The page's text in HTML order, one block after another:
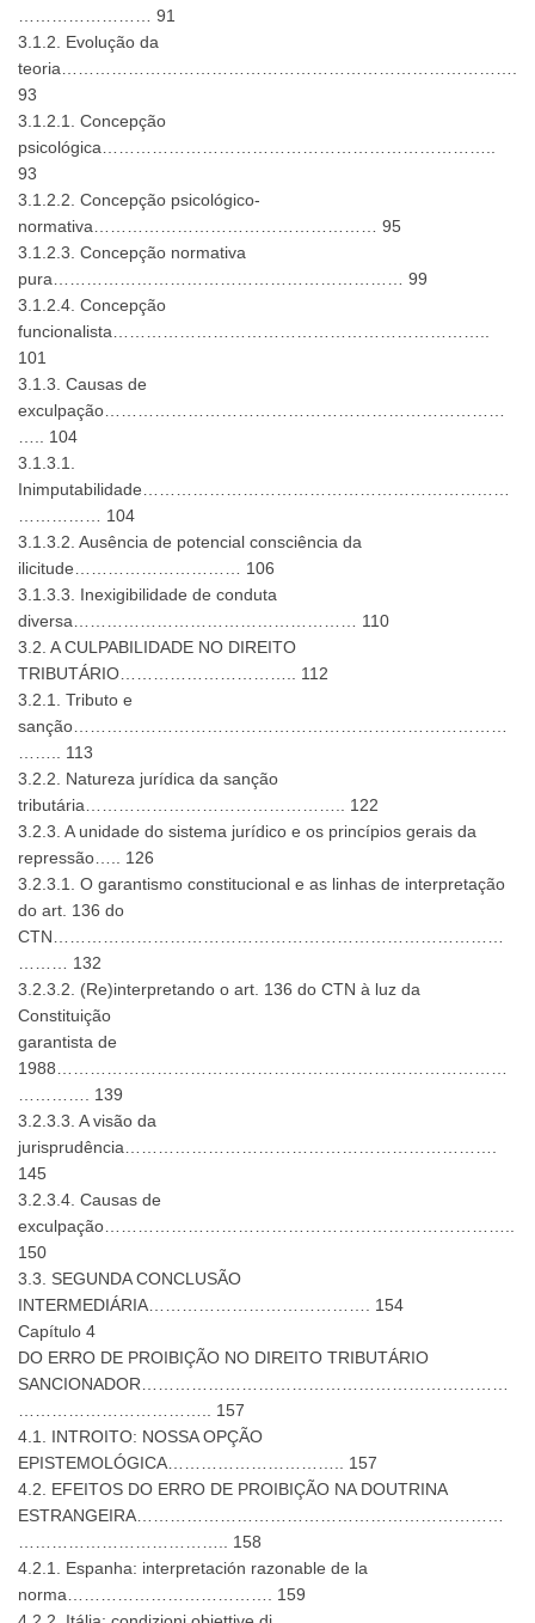
…………………… 91
3.1.2. Evolução da
teoria……………………………………………………………………….
93
3.1.2.1. Concepção
psicológica……………………………………………………………..
93
3.1.2.2. Concepção psicológico-
normativa…………………………………………… 95
3.1.2.3. Concepção normativa
pura……………………………………………………… 99
3.1.2.4. Concepção
funcionalista…………………………………………………………..
101
3.1.3. Causas de
exculpação………………………………………………………………
….. 104
3.1.3.1.
Inimputabilidade…………………………………………………………
…………… 104
3.1.3.2. Ausência de potencial consciência da
ilicitude………………………… 106
3.1.3.3. Inexigibilidade de conduta
diversa…………………………………………… 110
3.2. A CULPABILIDADE NO DIREITO
TRIBUTÁRIO………………………….. 112
3.2.1. Tributo e
sanção……………………………………………………………………
…….. 113
3.2.2. Natureza jurídica da sanção
tributária……………………………………….. 122
3.2.3. A unidade do sistema jurídico e os princípios gerais da
repressão….. 126
3.2.3.1. O garantismo constitucional e as linhas de interpretação
do art. 136 do
CTN………………………………………………………………………
……… 132
3.2.3.2. (Re)interpretando o art. 136 do CTN à luz da
Constituição
garantista de
1988………………………………………………………………………
…………. 139
3.2.3.3. A visão da
jurisprudência………………………………………………………….
145
3.2.3.4. Causas de
exculpação………………………………………………………………..
150
3.3. SEGUNDA CONCLUSÃO
INTERMEDIÁRIA…………………………………. 154
Capítulo 4
DO ERRO DE PROIBIÇÃO NO DIREITO TRIBUTÁRIO
SANCIONADOR…………………………………………………………
…………………………….. 157
4.1. INTROITO: NOSSA OPÇÃO
EPISTEMOLÓGICA………………………….. 157
4.2. EFEITOS DO ERRO DE PROIBIÇÃO NA DOUTRINA
ESTRANGEIRA…………………………………………………………
……………………………….. 158
4.2.1. Espanha: interpretación razonable de la
norma………………………………. 159